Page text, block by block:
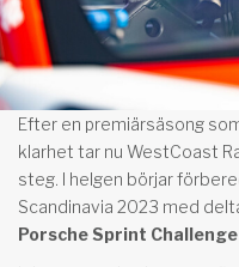
Efter en premiärsäsong
klarhet tar nu WestCoast
steg. I helgen börjar
Scandinavia 2023 med
Porsche Sprint